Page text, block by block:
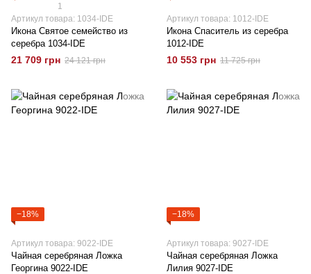
1
Артикул товара: 1034-IDE
Икона Святое семейство из
серебра 1034-IDE
21 709 грн 24 121 грн
Артикул товара: 1012-IDE
Икона Спаситель из серебра
1012-IDE
10 553 грн 11 725 грн
−18%
Артикул товара: 9022-IDE
Чайная серебряная Ложка
Георгина 9022-IDE
−18%
Артикул товара: 9027-IDE
Чайная серебряная Ложка
Лилия 9027-IDE